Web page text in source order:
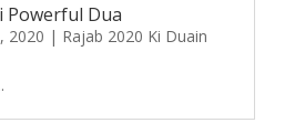
Powerful Dua
2020 | Rajab 2020 Ki Duain
آج